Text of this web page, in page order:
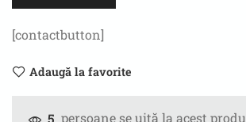
[contactbutton]
Adaugă la favorite
5 persoane se uită la acest